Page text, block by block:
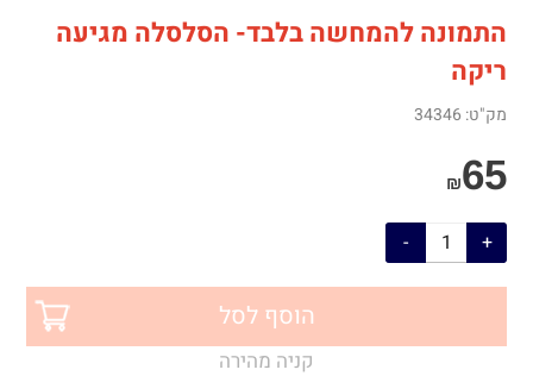
התמונה להמחשה בלבד- הסלסלה מגיעה
ריקה
מק"ט: 34346
₪65
הוסף לסל
קניה מהירה